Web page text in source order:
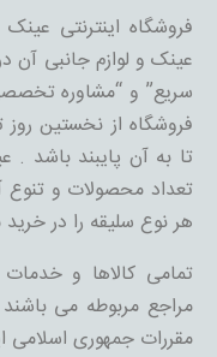
فروشگاه اینترنتی
عینک و لوازم جانبی آن
سریع” و “مشاوره
فروشگاه از نخستین
تا به آن پایبند باشد .
تعداد محصولات و تنوع
هر نوع سلیقه را در
تمامی کالاها و
مراجع مربوطه می
مقررات جمهوری اسلامی